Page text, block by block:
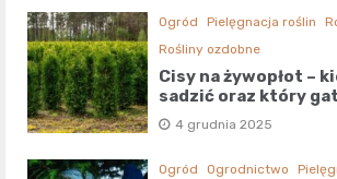
Ogród Pielęgnacja roślin
Rośliny ozdobne
Cisy na żywopłot –
sadzić oraz który
4 grudnia 2025
Ogród Ogrodnictwo